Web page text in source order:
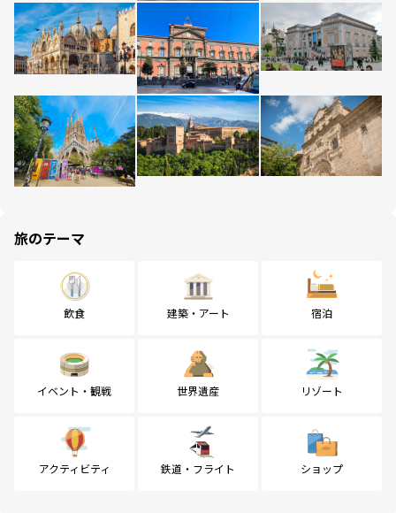
旅のテーマ
飲食 建築・アート 宿泊
イベント・観戦 世界遺産 リゾート
アクティビティ 鉄道・フライト ショップ